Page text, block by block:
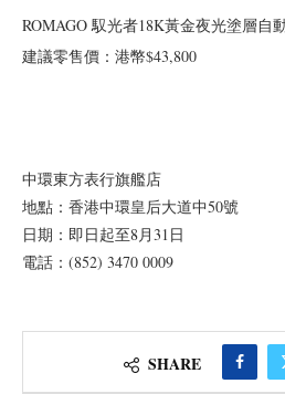
ROMAGO 馭光者18K黃金夜光塗層自
建議零售價：港幣$43,800
中環東方表行旗艦店
地點：香港中環皇后大道中50號
日期：即日起至8月31日
電話：(852) 3470 0009
SHARE